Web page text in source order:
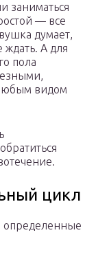
заниматься
— все
думает,
ждать. А для
пола
видом
цикл
определенные